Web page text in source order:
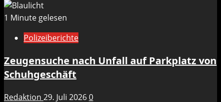
1 Minute gelesen
Polizeiberichte
Zeugensuche nach Unfall auf Parkplatz von
Schuhgeschäft
Redaktion 29. Juli 20260